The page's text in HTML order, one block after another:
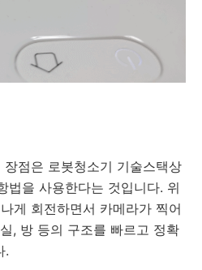
점은 로봇청소기 기술스택상
법을 사용한다는 것입니다. 위
게 회전하면서 카메라가 찍어
, 방 등의 구조를 빠르고 정확
.